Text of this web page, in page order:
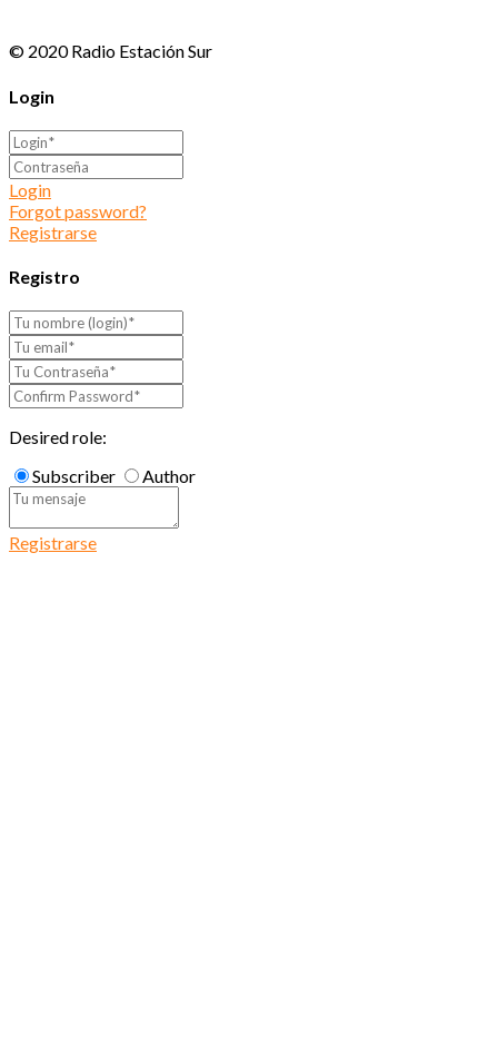
© 2020 Radio Estación Sur
Login
Login
Forgot password?
Registrarse
Registro
Desired role:
Subscriber
Author
Registrarse